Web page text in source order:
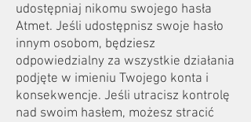
udostępniaj nikomu swojego hasła
Atmet. Jeśli udostępnisz swoje hasło
innym osobom, będziesz
odpowiedzialny za wszystkie działania
podjęte w imieniu Twojego konta i
konsekwencje. Jeśli utracisz kontrolę
nad swoim hasłem, możesz stracić